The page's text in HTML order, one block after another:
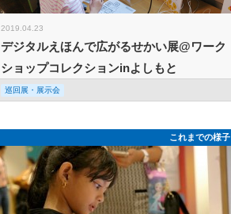
2019.04.23
デジタルえほんで広がるせかい展@ワーク
ショップコレクションinよしもと
巡回展・展示会
これまでの様子